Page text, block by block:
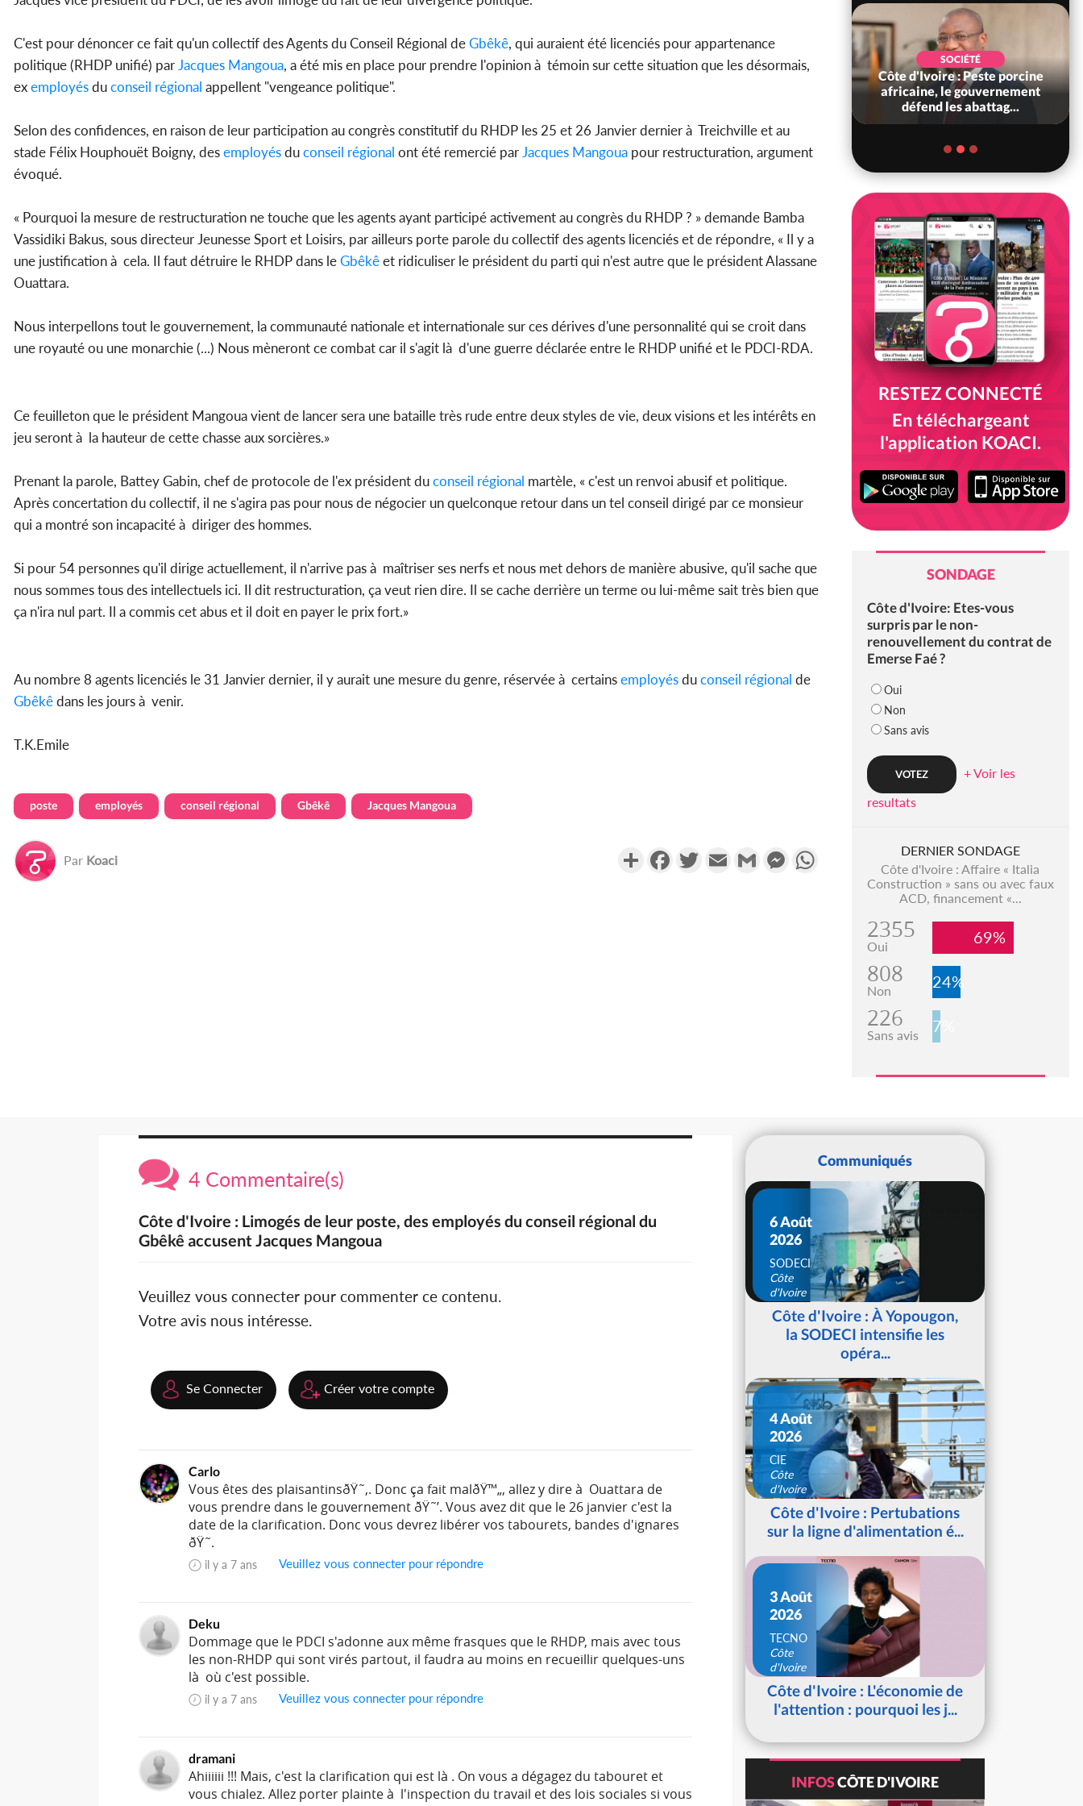
C'est pour dénoncer ce fait qu'un collectif des Agents du Conseil Régional deGbêkê, qui auraient été licenciés pour appartenance
politique (RHDP unifié) par Jacques Mangoua, a été mis en place pour prendre l'opinion à témoin sur cette situation que les désormais,
exemployésduconseil régional appellent "vengeance politique".
Selon des confidences, en raison de leur participation au congrès constitutif du RHDP les 25 et 26 Janvier dernier à Treichville et au
stade Félix Houphouët Boigny, desemployésduconseil régional ont été remercié par Jacques Mangoua pour restructuration, argument
évoqué.
« Pourquoi la mesure de restructuration ne touche que les agents ayant participé activement au congrès du RHDP ? » demande Bamba
Vassidiki Bakus, sous directeur Jeunesse Sport et Loisirs, par ailleurs porte parole du collectif des agents licenciés et de répondre, « Il y a
une justification à cela. Il faut détruire le RHDP dans leGbêkêet ridiculiser le président du parti qui n'est autre que le président Alassane
Ouattara.
Nous interpellons tout le gouvernement, la communauté nationale et internationale sur ces dérives d'une personnalité qui se croit dans
une royauté ou une monarchie (...) Nous mèneront ce combat car il s'agit là d'une guerre déclarée entre le RHDP unifié et le PDCI-RDA.
Ce feuilleton que le président Mangoua vient de lancer sera une bataille très rude entre deux styles de vie, deux visions et les intérêts en
jeu seront à la hauteur de cette chasse aux sorcières.»
Prenant la parole, Battey Gabin, chef de protocole de l'ex président duconseil régional martèle, « c'est un renvoi abusif et politique.
Après concertation du collectif, il ne s'agira pas pour nous de négocier un quelconque retour dans un tel conseil dirigé par ce monsieur
qui a montré son incapacité à diriger des hommes.
Si pour 54 personnes qu'il dirige actuellement, il n'arrive pas à maîtriser ses nerfs et nous met dehors de manière abusive, qu'il sache que
nous sommes tous des intellectuels ici. Il dit restructuration, ça veut rien dire. Il se cache derrière un terme ou lui-même sait très bien que
ça n'ira nul part. Il a commis cet abus et il doit en payer le prix fort.»
Au nombre 8 agents licenciés le 31 Janvier dernier, il y aurait une mesure du genre, réservée à certainsemployésduconseil régional de
Gbêkêdans les jours à venir.
T.K.Emile
poste employés conseil régional Gbêkê Jacques Mangoua
Par Koaci PartagerFacebookTwitterEmail Gmail Messenger
POLITIQUE
Côte d'Ivoire : Indépendance
SOCIÉTÉ
Côte d'Ivoire : Peste porcine
POLITIQUE
Côte d'Ivoire : PDCI,
l'ancienneté de Thiam au
Bureau Politique contestée,...
RESTEZ CONNECTÉ
En téléchargeant
l'application KOACI.
SONDAGE
Côte d'Ivoire: Etes-vous
surpris par le non-
renouvellement du contrat de
Emerse Faé ?
Oui
Non
Sans avis
+ Voir les
resultats
DERNIER SONDAGE
Côte d'Ivoire : Affaire « Italia
Construction » sans ou avec faux
ACD, financement «...
2355
Oui 69%
808
Non 24%
226
Sans avis 7%
4 Commentaire(s)
Côte d'Ivoire : Limogés de leur poste, des employés du conseil régional du
Gbêkê accusent Jacques Mangoua
Veuillez vous connecter pour commenter ce contenu.
Votre avis nous intéresse.
Se Connecter Créer votre compte
Carlo
Vous êtes des plaisantinsðŸ˜‚. Donc ça fait malðŸ™„, allez y dire à Ouattara de
vous prendre dans le gouvernement ðŸ˜’. Vous avez dit que le 26 janvier c'est la
date de la clarification. Donc vous devrez libérer vos tabourets, bandes d'ignares
ðŸ˜.
il y a 7 ans Veuillez vous connecter pour répondre
Deku
Dommage que le PDCI s'adonne aux même frasques que le RHDP, mais avec tous
les non-RHDP qui sont virés partout, il faudra au moins en recueillir quelques-uns
là où c'est possible.
il y a 7 ans Veuillez vous connecter pour répondre
dramani
Ahiiiiii !!! Mais, c'est la clarification qui est là . On vous a dégagez du tabouret et
vous chialez. Allez porter plainte à l'inspection du travail et des lois sociales si vous
Communiqués
6 Août
2026
SODECI
Côte
d'Ivoire
Côte d'Ivoire : À Yopougon,
la SODECI intensifie les
opéra...
4 Août
2026
CIE
Côte
d'Ivoire
Côte d'Ivoire : Pertubations
sur la ligne d'alimentation é...
3 Août
2026
TECNO
Côte
d'Ivoire
Côte d'Ivoire : L'économie de
l'attention : pourquoi les j...
INFOSCÔTE D'IVOIRE